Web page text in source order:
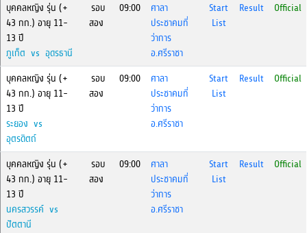
บุคคลหญิง รุ่น (+
43 กก.) อายุ 11-
13 ปี
ภูเก็ต vs อุดรธานี
รอบ
สอง
09:00
ศาลา
ประชาคมที่
ว่าการ
อ.ศรีราชา
Start
List
Result Official
บุคคลหญิง รุ่น (+
43 กก.) อายุ 11-
13 ปี
ระยอง vs
อุตรดิตถ์
รอบ
สอง
09:00
ศาลา
ประชาคมที่
ว่าการ
อ.ศรีราชา
Start
List
Result Official
บุคคลหญิง รุ่น (+
43 กก.) อายุ 11-
13 ปี
นครสวรรค์ vs
ปัตตานี
รอบ
สอง
09:00
ศาลา
ประชาคมที่
ว่าการ
อ.ศรีราชา
Start
List
Result Official